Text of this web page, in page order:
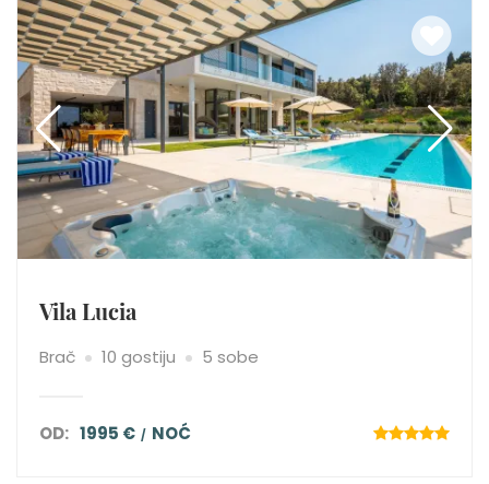
Vila Lucia
Brač 10 gostiju 5 sobe
OD: 1995 € NOĆ